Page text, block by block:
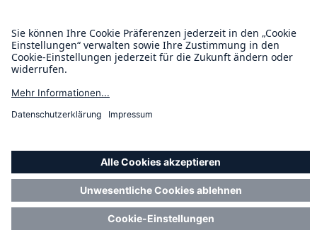
Barrierefreiheit-Modus
Munich Re’s Statement on the UK Modern Slavery Act